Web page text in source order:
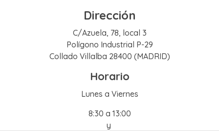
Dirección
C/Azuela, 78, local 3
Polígono Industrial P-29
Collado Villalba 28400 (MADRID)
Horario
Lunes a Viernes
8:30 a 13:00
y